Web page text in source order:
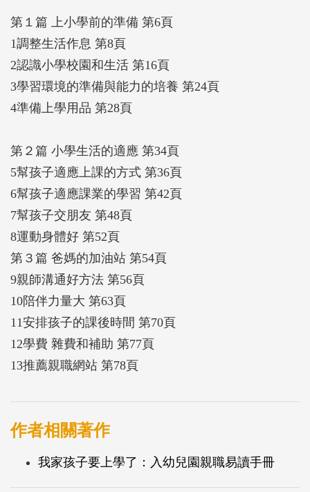
第１篇 上小學前的準備 第6頁
1調整生活作息 第8頁
2認識小學校園和生活 第16頁
3學習環境的準備與能力的培養 第24頁
4準備上學用品 第28頁
第２篇 小學生活的適應 第34頁
5幫孩子適應上課的方式 第36頁
6幫孩子適應課業的學習 第42頁
7幫孩子交朋友 第48頁
8運動身體好 第52頁
第３篇 爸媽的加油站 第54頁
9親師溝通好方法 第56頁
10陪伴力量大 第63頁
11安排孩子的課後時間 第70頁
12學費 雜費和補助 第77頁
13推薦親職網站 第78頁
作者相關著作
我家孩子要上學了：入幼兒園親職易讀手冊